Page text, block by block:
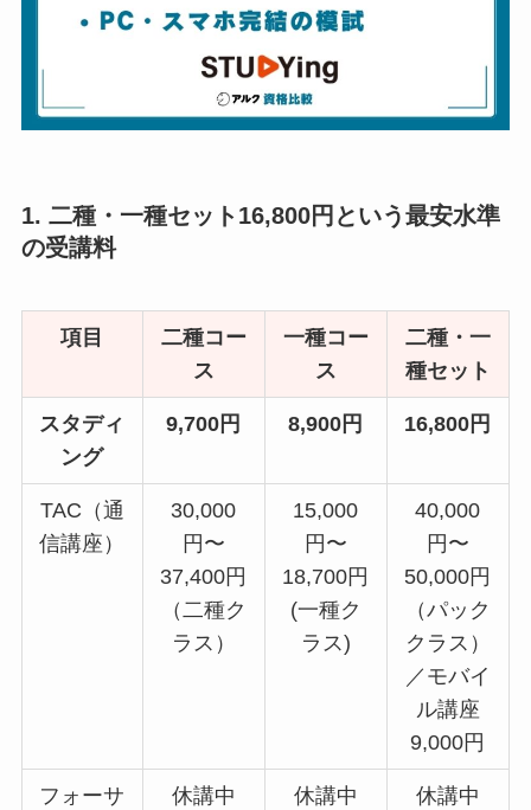
1. 二種・一種セット16,800円という最安水準
の受講料
項目
二種コー
ス
一種コー
ス
二種・一
種セット
スタディ
ング
9,700円 8,900円 16,800円
TAC（通
信講座）
30,000
円〜
37,400円
（二種ク
ラス）
15,000
円〜
18,700円
(一種ク
ラス)
40,000
円〜
50,000円
（パック
クラス）
／モバイ
ル講座
9,000円
フォーサ
休講中
休講中 休講中